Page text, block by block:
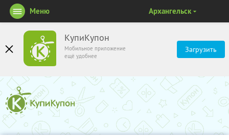
КупиКупон
Мобильное приложение
ещё удобнее
Загрузить
Меню Архангельск